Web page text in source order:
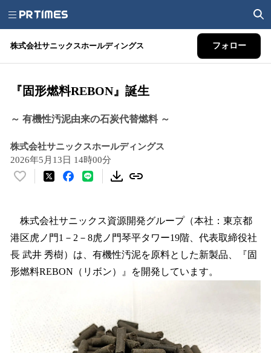
株式会社サニックスホールディングス フォロー
『固形燃料REBON』誕生
～ 有機性汚泥由来の石炭代替燃料 ～
株式会社サニックスホールディングス
2026年5月13日 14時00分
い
！
数
読
み
す
株式会社サニックス資源開発グループ（本社：東京都
港区虎ノ門1－2－8虎ノ門琴平タワー19階、代表取締役社
長 武井 秀樹）は、有機性汚泥を原料とした新製品、『固
形燃料REBON（リボン）』を開発しています。